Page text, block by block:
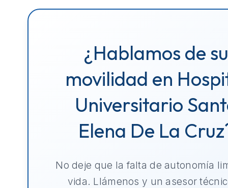
¿Hablamos de su
movilidad en
Universitario
Elena De La
No deje que la falta de autonomía
vida. Llámenos y un asesor